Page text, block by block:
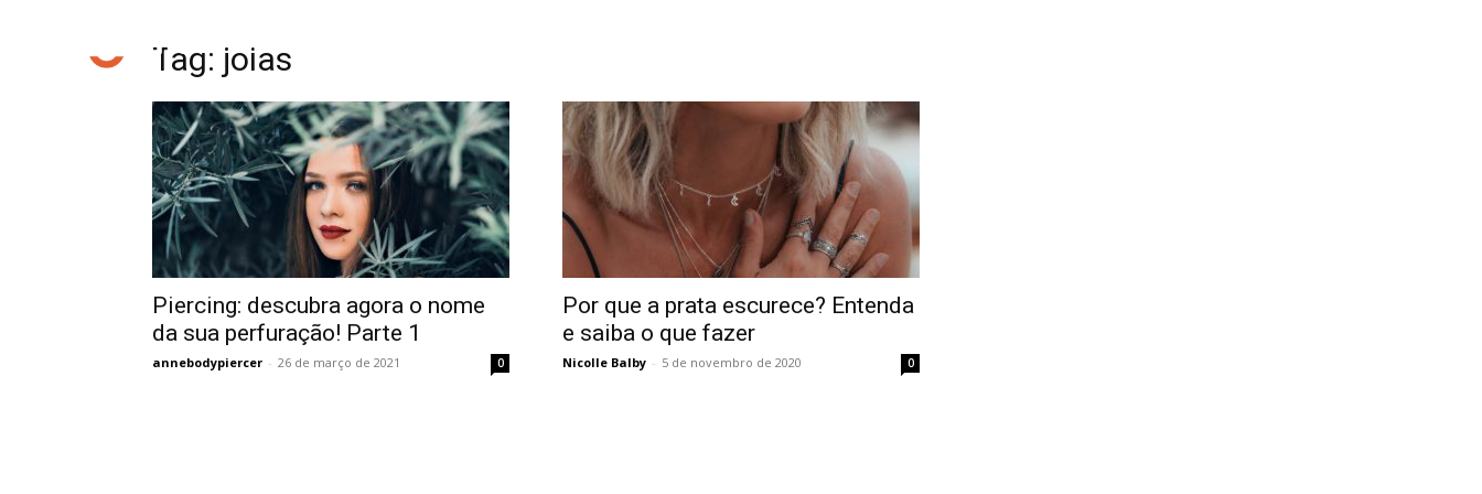
Tag: joias
Piercing: descubra agora o nome
da sua perfuração! Parte 1
annebodypiercer - 26 de março de 2021 0
Por que a prata escurece? Entenda
e saiba o que fazer
Nicolle Balby - 5 de novembro de 2020 0